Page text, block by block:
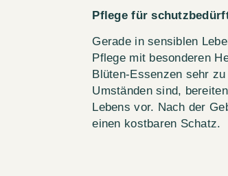
Pflege für
Gerade in sensiblen
Pflege mit besonderen
Blüten-Essenzen sehr
Umständen sind,
Lebens vor. Nach der
einen kostbaren Schatz.